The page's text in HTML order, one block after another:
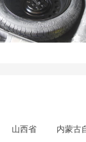
山西省 内蒙古